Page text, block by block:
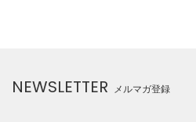
NEWSLETTER メルマガ登録